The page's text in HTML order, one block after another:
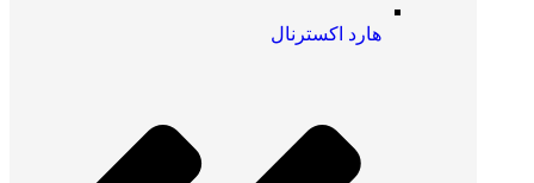
هارد اکسترنال